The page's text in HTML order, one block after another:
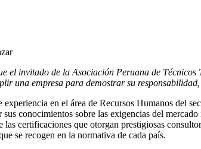
el invitado de la Asociación Peruana de
una empresa para demostrar su
experiencia en el área de Recursos Humanos del
conocimientos sobre las exigencias del
las certificaciones que otorgan prestigiosas
se recogen en la normativa de cada país.